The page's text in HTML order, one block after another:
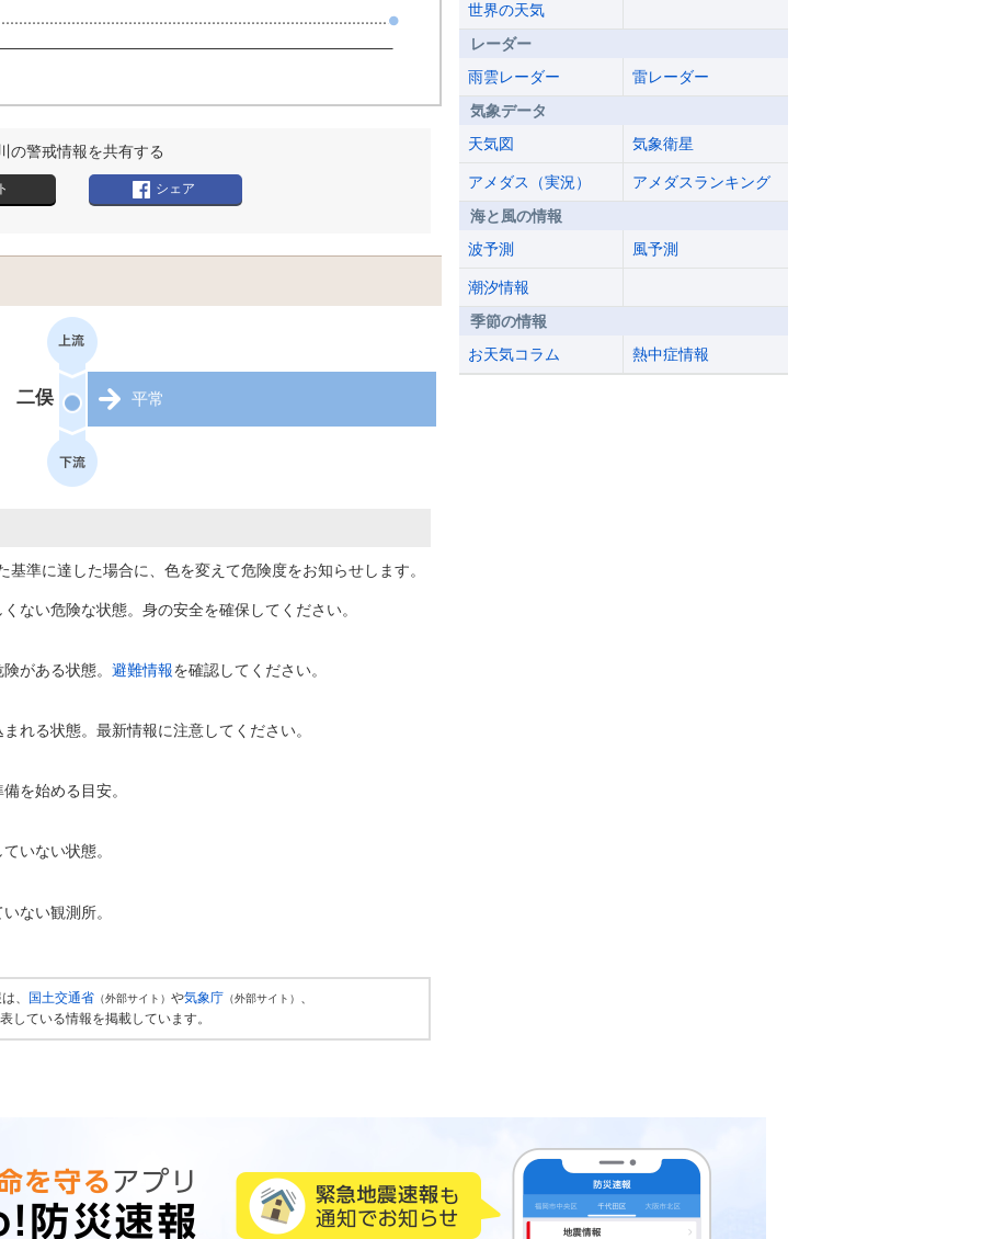
の警戒情報を共有する
シェア
二俣 平常
準に達した場合に、色を変えて危険度をお知らせします。
ない危険な状態。身の安全を確保してください。
がある状態。 避難情報を確認してください。
れる状態。最新情報に注意してください。
を始める目安。
いない状態。
ない観測所。
、 国土交通省 （外部サイト） や気象庁 （外部サイト） 、
している情報を掲載しています。
世界の天気
レーダー
雨雲レーダー
雷レーダー
気象データ
天気図
気象衛星
アメダス（実況）
アメダスランキング
海と風の情報
波予測
風予測
潮汐情報
季節の情報
お天気コラム
熱中症情報